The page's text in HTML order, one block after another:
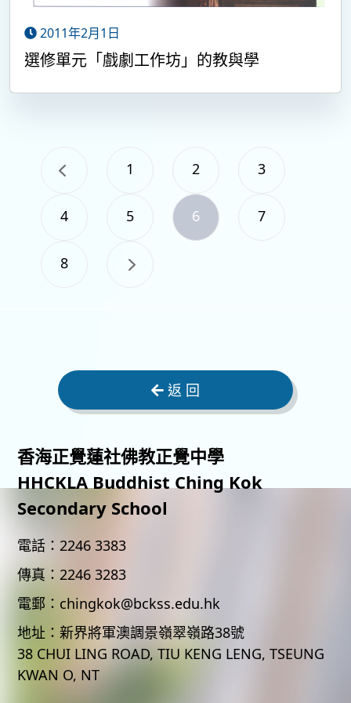
2011年2月1日
選修單元「戲劇工作坊」的教與學
1 2 3
4 5 6 7
8
返 回
香海正覺蓮社佛教正覺中學
HHCKLA Buddhist Ching Kok
Secondary School
電話： 2246 3383
傳真： 2246 3283
電郵： chingkok@bckss.edu.hk
地址： 新界將軍澳調景嶺翠嶺路38號
38 CHUI LING ROAD, TIU KENG LENG, TSEUNG
KWAN O, NT